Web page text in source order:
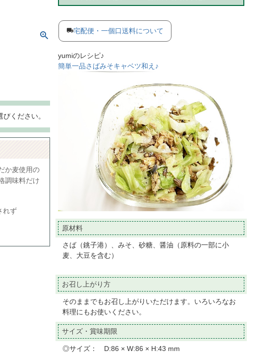
ください。
か麦使用の
調味料だけ
れず
宅配便・一個口送料について
yumiのレシピ♪
簡単一品さばみそキャベツ和え♪
原材料
さば（銚子港）、みそ、砂糖、醤油（原料の一部に小
麦、大豆を含む）
お召し上がり方
そのままでもお召し上がりいただけます。いろいろなお
料理にもお使いください。
サイズ・賞味期限
◎サイズ： D:86 × W:86 × H:43 mm